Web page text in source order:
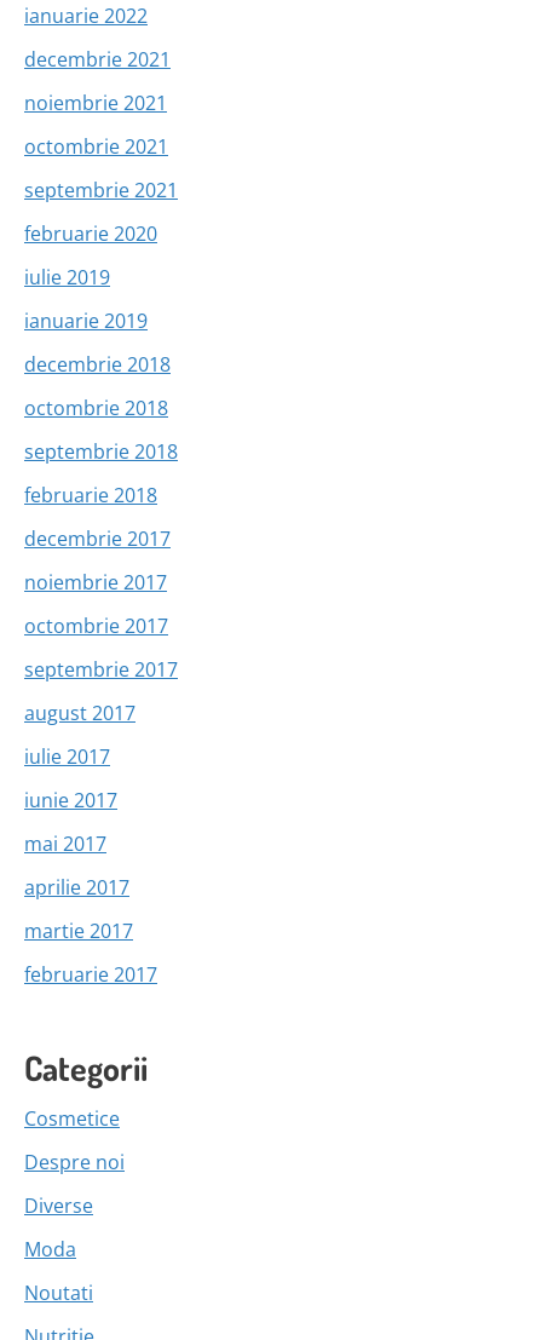
ianuarie 2022
decembrie 2021
noiembrie 2021
octombrie 2021
septembrie 2021
februarie 2020
iulie 2019
ianuarie 2019
decembrie 2018
octombrie 2018
septembrie 2018
februarie 2018
decembrie 2017
noiembrie 2017
octombrie 2017
septembrie 2017
august 2017
iulie 2017
iunie 2017
mai 2017
aprilie 2017
martie 2017
februarie 2017
Categorii
Cosmetice
Despre noi
Diverse
Moda
Noutati